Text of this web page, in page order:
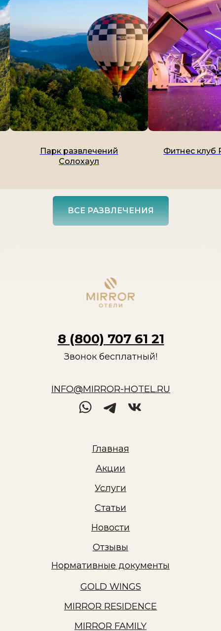
Фитнес клуб Резиденция
ВСЕ РАЗВЛЕЧЕНИЯ
Звонок бесплатный!
Главная
GOLD WINGS
MIRROR RESIDENCE
MIRROR FAMILY
Акции
Услуги
Статьи
Новости
Отзывы
Нормативные документы
8 (800) 707 61 21
INFO@MIRROR-HOTEL.RU